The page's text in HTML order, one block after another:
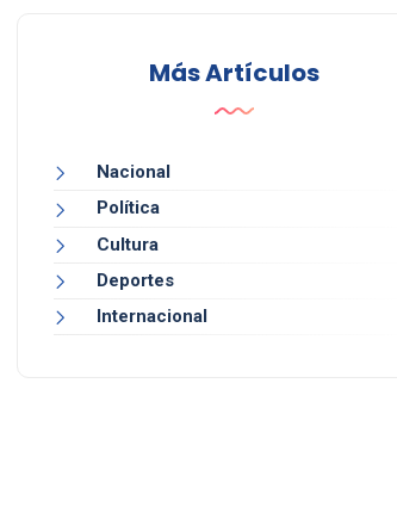
Más Artículos
Nacional
Política
Cultura
Deportes
Internacional